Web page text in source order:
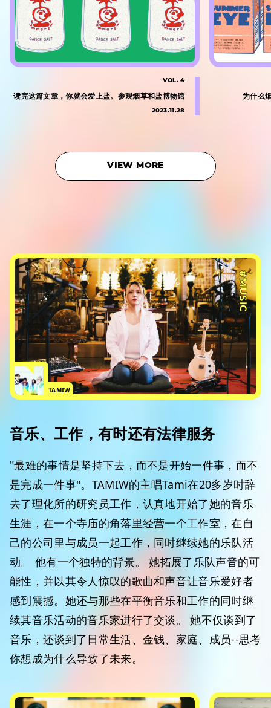
VOL. 4
读完这篇文章，你就会爱上盐。参观烟草和盐博物馆
2023.11.28
为什么
VIEW MORE
#MUSIC
TAMIW
音乐、工作，有时还有法律服务
"最难的事情是坚持下去，而不是开始一件事，而不
是完成一件事"。TAMIW的主唱Tami在20多岁时辞
去了理化所的研究员工作，认真地开始了她的音乐
生涯，在一个寺庙的角落里经营一个工作室，在自
己的公司里与成员一起工作，同时继续她的乐队活
动。 他有一个独特的背景。 她拓展了乐队声音的可
能性，并以其令人惊叹的歌曲和声音让音乐爱好者
感到震撼。她还与那些在平衡音乐和工作的同时继
续其音乐活动的音乐家进行了交谈。 她不仅谈到了
音乐，还谈到了日常生活、金钱、家庭、成员--思考
你想成为什么导致了未来。